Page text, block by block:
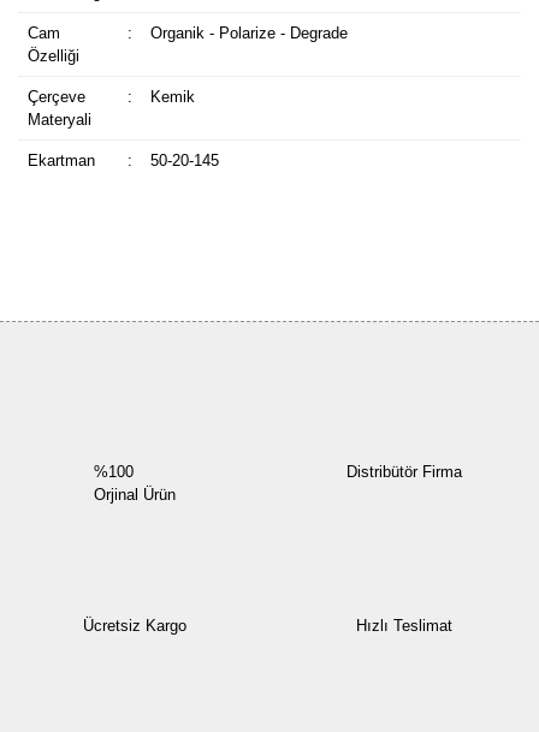
Cam
Özelliği
: Organik - Polarize - Degrade
Çerçeve
Materyali
: Kemik
Ekartman : 50-20-145
%100
Orjinal Ürün
Distribütör Firma
Ücretsiz Kargo Hızlı Teslimat